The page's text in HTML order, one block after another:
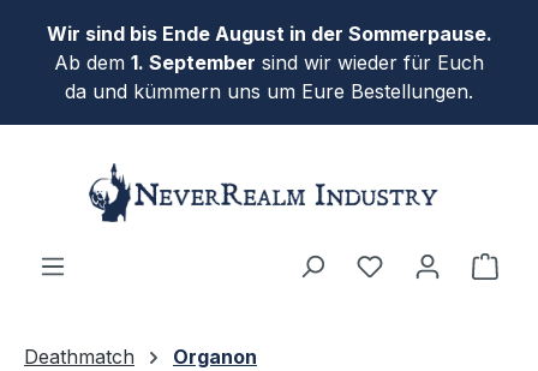
Zum Hauptinhalt springen
Wir sind bis Ende August in der Sommerpause.
Ab dem 1. September sind wir wieder für Euch
da und kümmern uns um Eure Bestellungen.
Deathmatch Organon